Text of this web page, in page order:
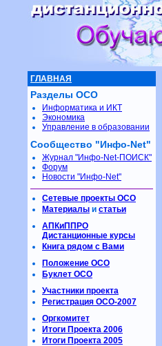
ГЛАВНАЯ
Разделы ОСО
Информатика и ИКТ
Экономика
Управление в образовании
Сообщество "Инфо-Net"
Журнал "Инфо-Net-ПОИСК"
Форум
Новости "Инфо-Net"
Сетевые проекты ОСО
Материалы и статьи
АПКиППРО
Дистанционные курсы
Книга рядом с Вами
Положение ОСО
Буклет ОСО
Участники проекта
Регистрация ОСО-2007
Оргкомитет
Итоги Проекта 2006
Итоги Проекта 2005